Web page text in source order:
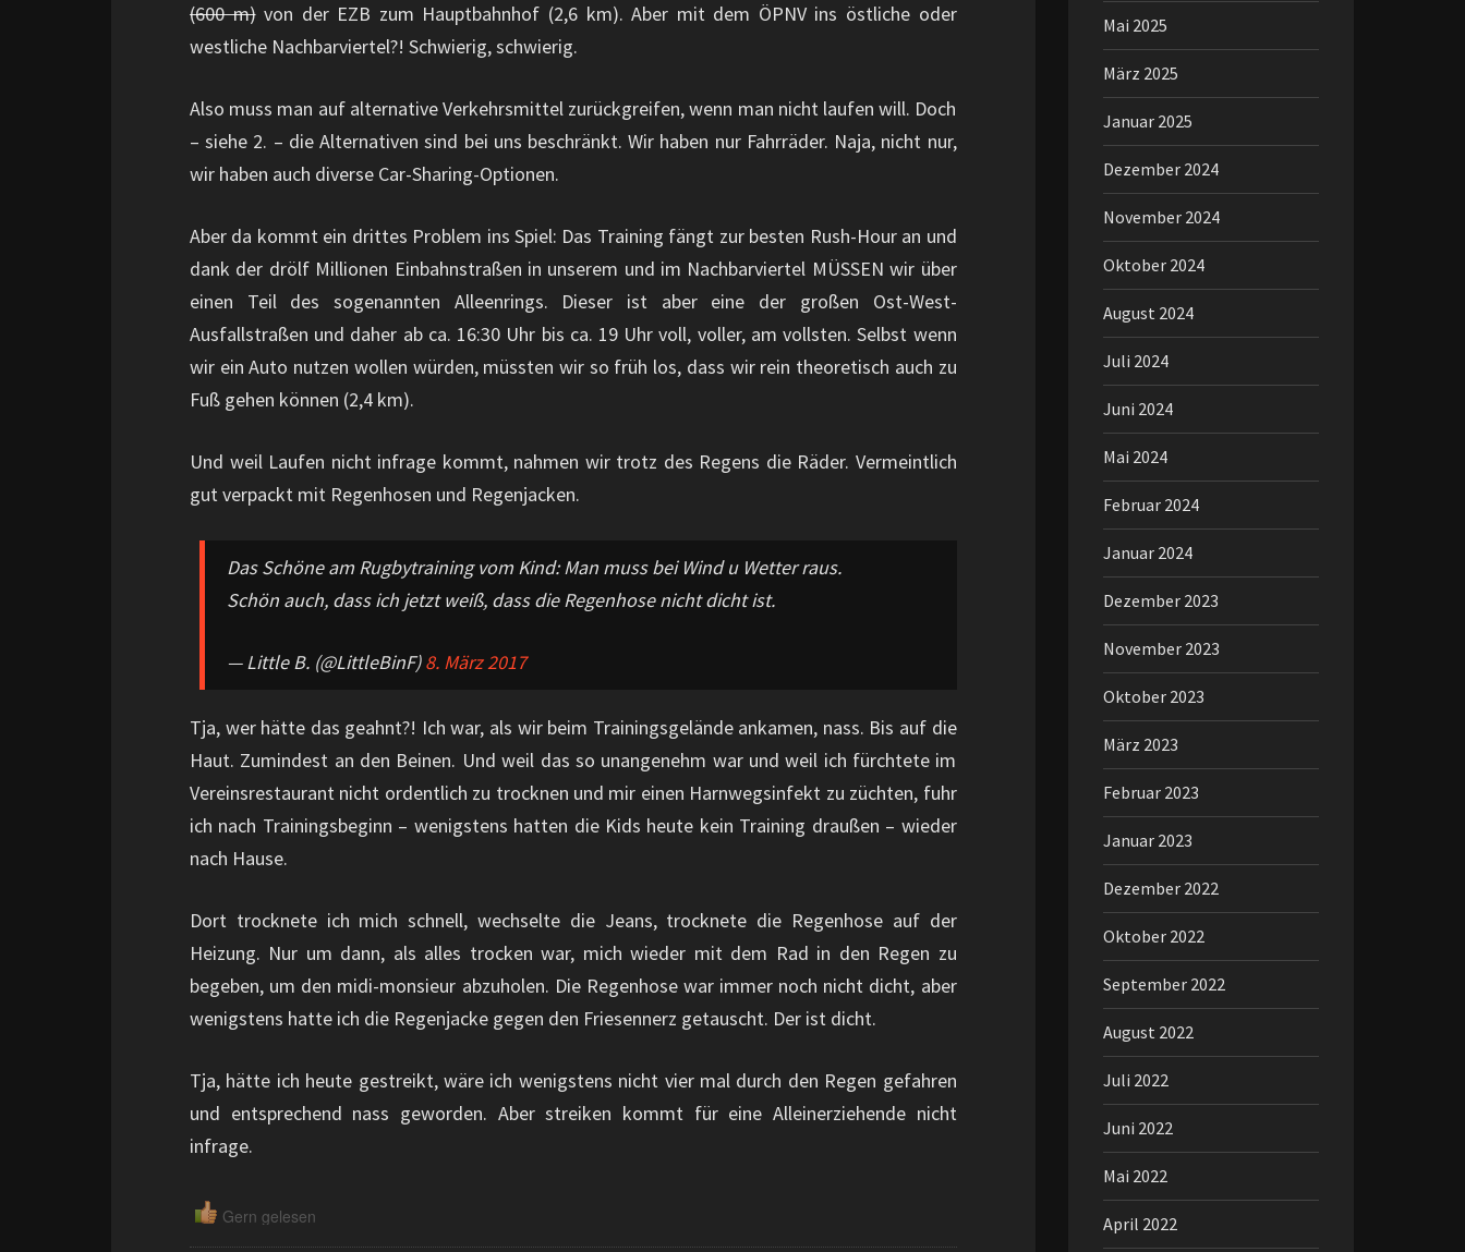
(600 m)von der EZB zum Hauptbahnhof (2,6 km). Aber mit dem ÖPNV ins östliche oder
westliche Nachbarviertel?! Schwierig, schwierig.
Also muss man auf alternative Verkehrsmittel zurückgreifen, wenn man nicht laufen will. Doch
– siehe 2. – die Alternativen sind bei uns beschränkt. Wir haben nur Fahrräder. Naja, nicht nur,
wir haben auch diverse Car-Sharing-Optionen.
Aber da kommt ein drittes Problem ins Spiel: Das Training fängt zur besten Rush-Hour an und
dank der drölf Millionen Einbahnstraßen in unserem und im Nachbarviertel MÜSSEN wir über
einen Teil des sogenannten Alleenrings. Dieser ist aber eine der großen Ost-West-
Ausfallstraßen und daher ab ca. 16:30 Uhr bis ca. 19 Uhr voll, voller, am vollsten. Selbst wenn
wir ein Auto nutzen wollen würden, müssten wir so früh los, dass wir rein theoretisch auch zu
Fuß gehen können (2,4 km).
Und weil Laufen nicht infrage kommt, nahmen wir trotz des Regens die Räder. Vermeintlich
gut verpackt mit Regenhosen und Regenjacken.
Das Schöne am Rugbytraining vom Kind: Man muss bei Wind u Wetter raus.
Schön auch, dass ich jetzt weiß, dass die Regenhose nicht dicht ist.
— Little B. (@LittleBinF)8. März 2017
Tja, wer hätte das geahnt?! Ich war, als wir beim Trainingsgelände ankamen, nass. Bis auf die
Haut. Zumindest an den Beinen. Und weil das so unangenehm war und weil ich fürchtete im
Vereinsrestaurant nicht ordentlich zu trocknen und mir einen Harnwegsinfekt zu züchten, fuhr
ich nach Trainingsbeginn – wenigstens hatten die Kids heute kein Training draußen – wieder
nach Hause.
Dort trocknete ich mich schnell, wechselte die Jeans, trocknete die Regenhose auf der
Heizung. Nur um dann, als alles trocken war, mich wieder mit dem Rad in den Regen zu
begeben, um den midi-monsieur abzuholen. Die Regenhose war immer noch nicht dicht, aber
wenigstens hatte ich die Regenjacke gegen den Friesennerz getauscht. Der ist dicht.
Tja, hätte ich heute gestreikt, wäre ich wenigstens nicht vier mal durch den Regen gefahren
und entsprechend nass geworden. Aber streiken kommt für eine Alleinerziehende nicht
infrage.
Gern gelesen
Mai 2025
März 2025
Januar 2025
Dezember 2024
November 2024
Oktober 2024
August 2024
Juli 2024
Juni 2024
Mai 2024
Februar 2024
Januar 2024
Dezember 2023
November 2023
Oktober 2023
März 2023
Februar 2023
Januar 2023
Dezember 2022
Oktober 2022
September 2022
August 2022
Juli 2022
Juni 2022
Mai 2022
April 2022